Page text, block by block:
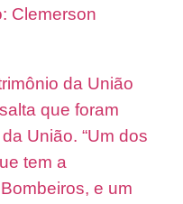
Clemerson
da União
que foram
União. “Um dos
tem a
e um